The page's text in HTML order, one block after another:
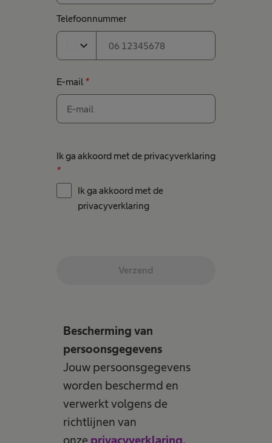
Telefoonnummer
expand_more
E-mail *
Ik ga akkoord met de privacyverklaring
*
Ik ga akkoord met de
privacyverklaring
Verzend
Bescherming van
persoonsgegevens
Jouw persoonsgegevens
worden beschermd en
verwerkt volgens de
richtlijnen van
onze privacyverklaring.